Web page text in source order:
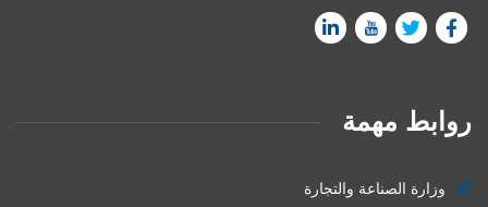
روابط مهمة
وزارة الصناعة والتجارة